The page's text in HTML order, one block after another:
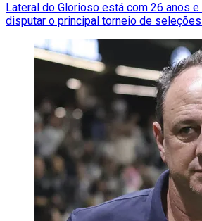
Lateral do Glorioso está com 26 anos
disputar o principal torneio de